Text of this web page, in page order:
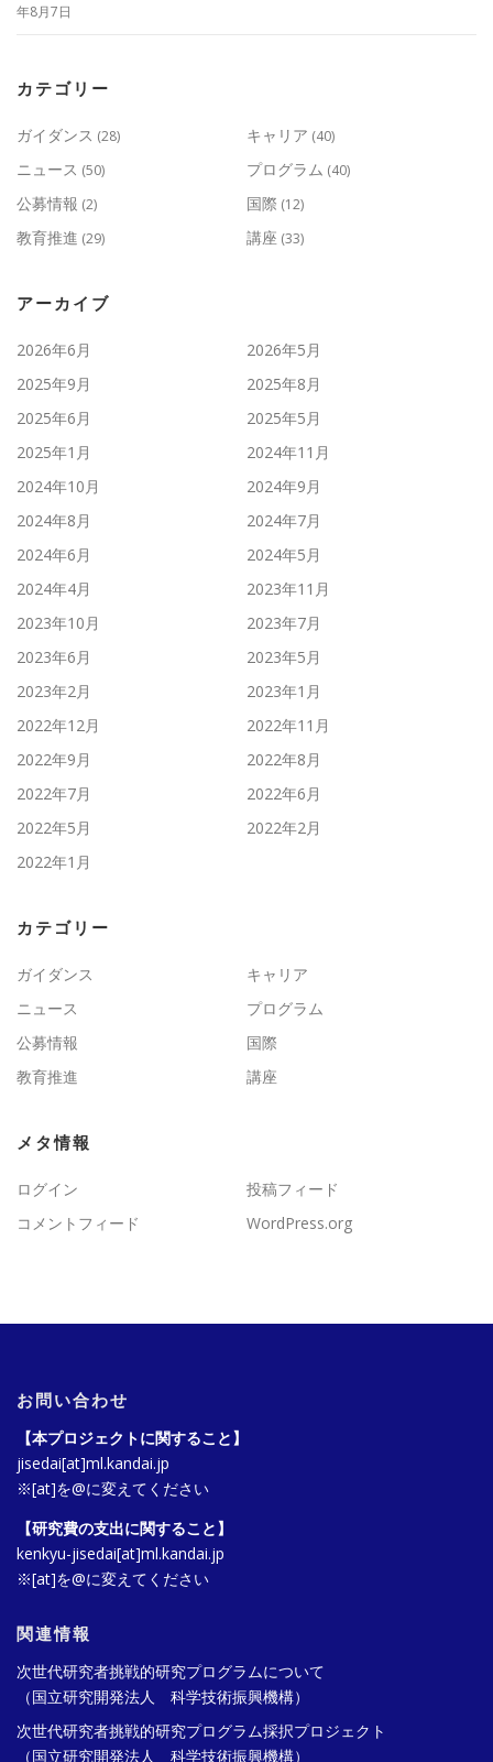
年8月7日
カテゴリー
ガイダンス (28) キャリア (40)
ニュース (50) プログラム (40)
公募情報 (2) 国際 (12)
教育推進 (29) 講座 (33)
アーカイブ
2026年6月
2026年5月
2025年9月
2025年8月
2025年6月
2025年5月
2025年1月
2024年11月
2024年10月
2024年9月
2024年8月
2024年7月
2024年6月
2024年5月
2024年4月
2023年11月
2023年10月
2023年7月
2023年6月
2023年5月
2023年2月
2023年1月
2022年12月
2022年11月
2022年9月
2022年8月
2022年7月
2022年6月
2022年5月
2022年2月
2022年1月
カテゴリー
ガイダンス
キャリア
ニュース
プログラム
公募情報
国際
教育推進
講座
メタ情報
ログイン
投稿フィード
コメントフィード
WordPress.org
お問い合わせ
【本プロジェクトに関すること】
jisedai[at]ml.kandai.jp
※[at]を@に変えてください
【研究費の支出に関すること】
kenkyu-jisedai[at]ml.kandai.jp
※[at]を@に変えてください
関連情報
次世代研究者挑戦的研究プログラムについて
（国立研究開発法人 科学技術振興機構）
次世代研究者挑戦的研究プログラム採択プロジェクト
（国立研究開発法人 科学技術振興機構）